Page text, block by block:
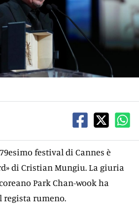
festival di Cannes è
di Cristian Mungiu. La giuria
Park Chan-wook ha
rumeno.